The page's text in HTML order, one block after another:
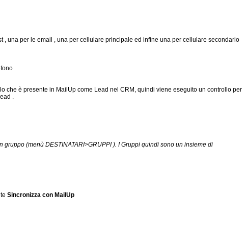
una per le email , una per cellulare principale ed infine una per cellulare secondario
che è presente in MailUp come Lead nel CRM, quindi viene eseguito un controllo per
.
(menù DESTINATARI>GRUPPI ). I Gruppi quindi sono un insieme di
Sincronizza con MailUp